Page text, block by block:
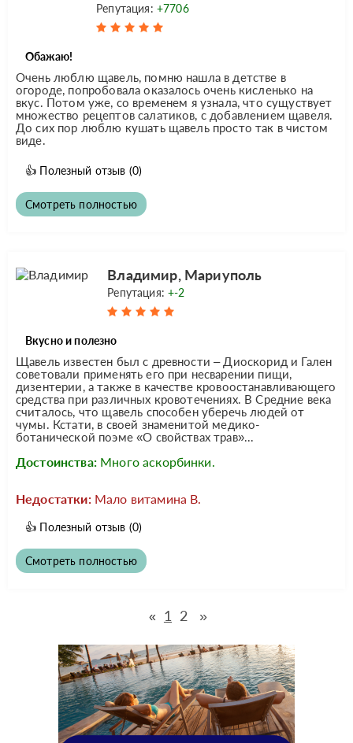
Репутация: +7706
Обажаю!
Очень люблю щавель, помню нашла в детстве в
огороде, попробовала оказалось очень кисленько на
вкус. Потом уже, со временем я узнала, что сущуствует
множество рецептов салатиков, с добавлением щавеля.
До сих пор люблю кушать щавель просто так в чистом
виде.
👍 Полезный отзыв (0)
Смотреть полностью
Владимир, Мариуполь
Репутация:+-2
Вкусно и полезно
Щавель известен был с древности – Диоскорид и Гален
советовали применять его при несварении пищи,
дизентерии, а также в качестве кровоостанавливающего
средства при различных кровотечениях. В Средние века
считалось, что щавель способен уберечь людей от
чумы. Кстати, в своей знаменитой медико-
ботанической поэме «О свойствах трав»...
Достоинства: Много аскорбинки.
Недостатки: Мало витамина В.
👍 Полезный отзыв (0)
Смотреть полностью
« 1 2 »